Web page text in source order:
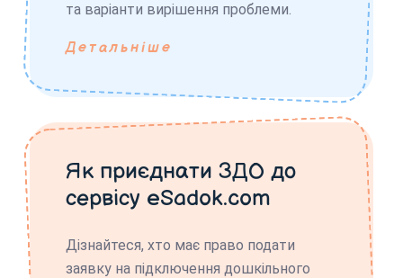
та варіанти вирішення проблеми.
Детальніше
Як приєднати ЗДО до
сервісу eSadok.com
Дізнайтеся, хто має право подати
заявку на підключення дошкільного